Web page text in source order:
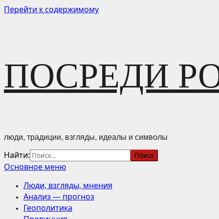
Перейти к содержимому
ПОСРЕДИ
люди, традиции, взгляды, идеалы и символы
Найти:
Основное меню
Люди, взгляды, мнения
Анализ — прогноз
Геополитика